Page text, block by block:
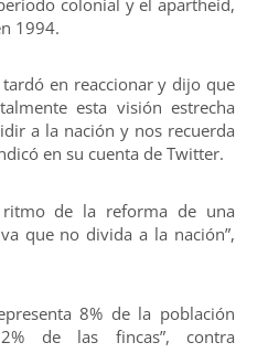
1994.
en reaccionar y dijo que
esta visión estrecha
a la nación y nos recuerda
en su cuenta de Twitter.
ritmo de la reforma de una
que no divida a la nación”,
8% de la población
de las fincas”, contra